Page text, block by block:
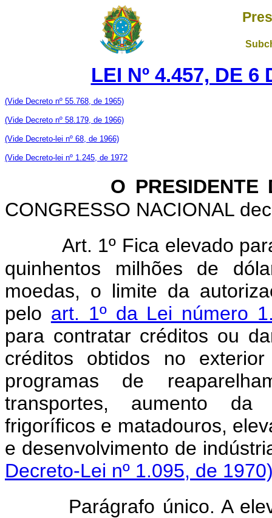
LEI Nº 4.457, DE 6
(Vide Decreto nº 55.768, de 1965)
(Vide Decreto nº 58.179, de 1966)
(Vide Decreto-lei nº 68, de 1966)
(Vide Decreto-lei nº 1.245, de 1972
O
CONGRESSO NACIONAL
Art. 1º Fica elevado
quinhentos milhões de
moedas, o limite da
pelo art. 1º da Lei número
para contratar créditos ou
créditos obtidos no
programas de
transportes, aumento da
frigoríficos e matadouros,
e desenvolvimento de
Decreto-Lei nº 1.095, de
Parágrafo único. A